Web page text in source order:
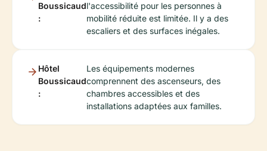
Boussicaud
:
l'accessibilité pour les personnes à
mobilité réduite est limitée. Il y a des
escaliers et des surfaces inégales.
Hôtel
Boussicaud
:
Les équipements modernes
comprennent des ascenseurs, des
chambres accessibles et des
installations adaptées aux familles.